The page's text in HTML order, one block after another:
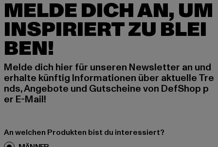
MELDE DICH AN, UM
INSPIRIERT ZU BLEI
BEN!
Melde dich hier für unseren Newsletter an und
erhalte künftig Informationen über aktuelle Tre
nds, Angebote und Gutscheine von DefShop p
er E-Mail!
An welchen Produkten bist du interessiert?